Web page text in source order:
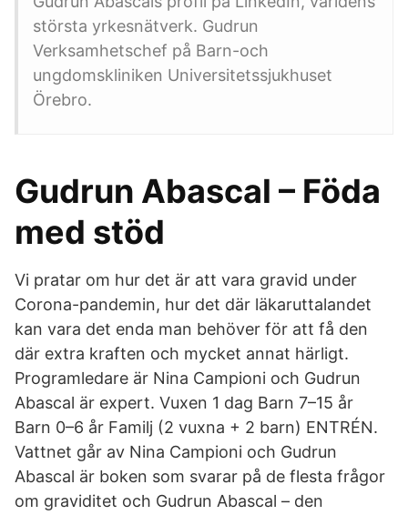
största yrkesnätverk. Gudrun
Verksamhetschef på Barn-och
ungdomskliniken Universitetssjukhuset
Örebro.
Gudrun Abascal – Föda
med stöd
Vi pratar om hur det är att vara gravid under
Corona-pandemin, hur det där läkaruttalandet
kan vara det enda man behöver för att få den
där extra kraften och mycket annat härligt.
Programledare är Nina Campioni och Gudrun
Abascal är expert. Vuxen 1 dag Barn 7–15 år
Barn 0–6 år Familj (2 vuxna + 2 barn) ENTRÉN.
Vattnet går av Nina Campioni och Gudrun
Abascal är boken som svarar på de flesta frågor
om graviditet och Gudrun Abascal – den